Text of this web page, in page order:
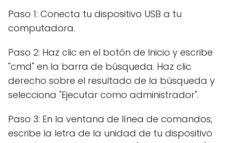
Paso 1: Conecta tu dispositivo USB a tu
computadora.
Paso 2: Haz clic en el botón de Inicio y escribe
"cmd" en la barra de búsqueda. Haz clic
derecho sobre el resultado de la búsqueda y
selecciona "Ejecutar como administrador".
Paso 3: En la ventana de línea de comandos,
escribe la letra de la unidad de tu dispositivo